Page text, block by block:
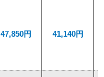
47,850円 41,140円
47,850円 41,140円